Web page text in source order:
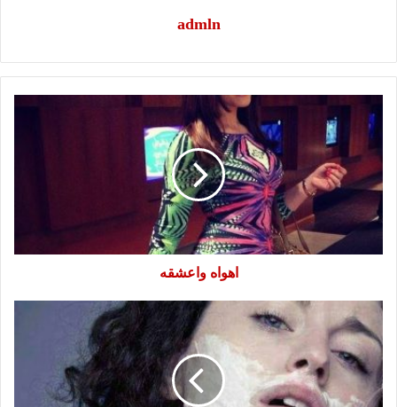
admln
واعشقه
اهواه واعشقه
كوني
امرأه